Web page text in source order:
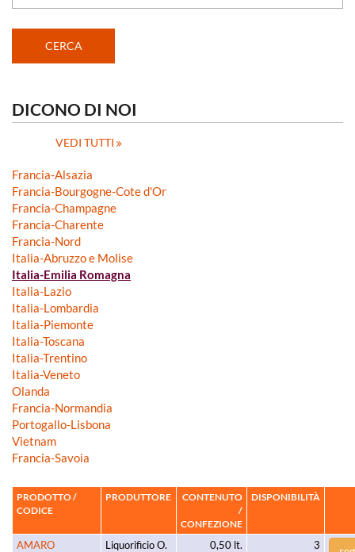
DICONO DI NOI
VEDI TUTTI
Francia-Alsazia
Francia-Bourgogne-Cote d'Or
Francia-Champagne
Francia-Charente
Francia-Nord
Italia-Abruzzo e Molise
Italia-Emilia Romagna
Italia-Lazio
Italia-Lombardia
Italia-Piemonte
Italia-Toscana
Italia-Trentino
Italia-Veneto
Olanda
Francia-Normandia
Portogallo-Lisbona
Vietnam
Francia-Savoia
PRODOTTO /
CODICE
PRODUTTORE
CONTENUTO
/
CONFEZIONE
DISPONIBILITÀ
AMARO Liquorificio O. 0,50 lt. 3